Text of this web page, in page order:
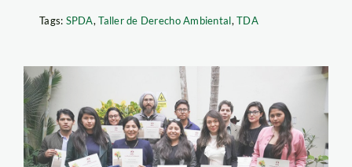
Tags: SPDA,Taller de Derecho Ambiental,TDA
Foto 2-SPDA-TDA